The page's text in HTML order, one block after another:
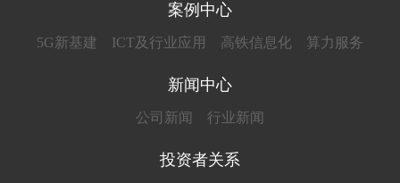
案例中心
5G新基建 ICT及行业应用 高铁信息化 算力服务
新闻中心
公司新闻 行业新闻
投资者关系